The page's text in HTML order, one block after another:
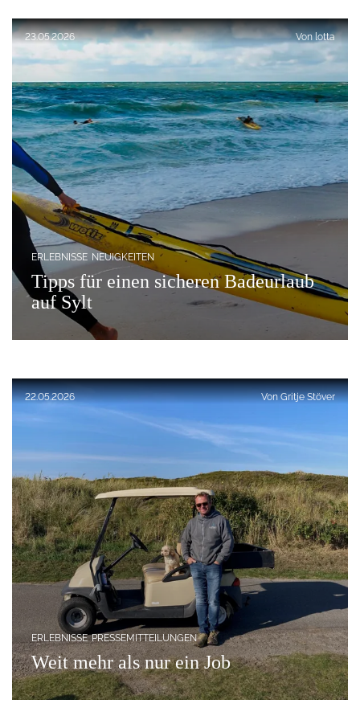
Veröffentlicht am:
23.05.2026 Vonlotta
Tipps für einen sicheren Badeurlaub
auf Sylt
ERLEBNISSE NEUIGKEITEN
Veröffentlicht am:
22.05.2026 VonGritje Stöver
Weit mehr als nur ein Job
ERLEBNISSE PRESSEMITTEILUNGEN